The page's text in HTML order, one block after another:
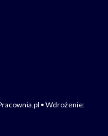
• Wdrożenie: